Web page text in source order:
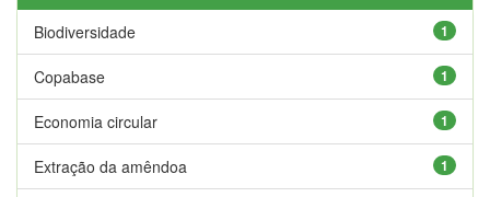
1
Biodiversidade
1
Copabase
1
Economia circular
1
Extração da amêndoa